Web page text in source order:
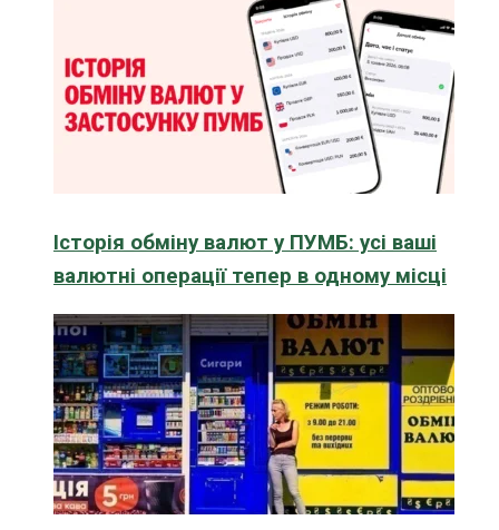
Історія обміну валют у ПУМБ: усі ваші
валютні операції тепер в одному місці